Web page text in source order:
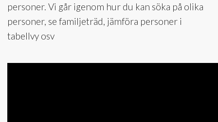
personer. Vi går igenom hur du kan söka på olika
personer, se familjeträd, jämföra personer i
tabellvy osv